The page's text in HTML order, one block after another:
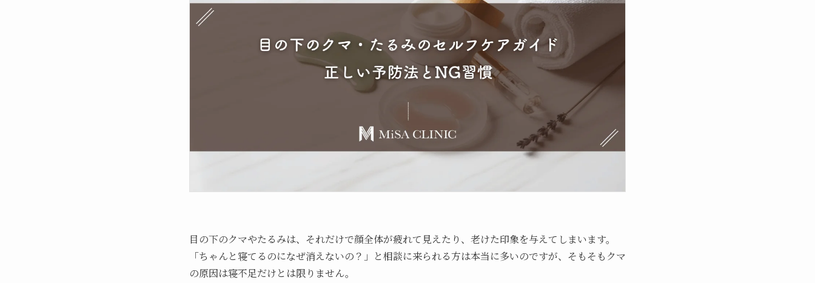
目の下のクマやたるみは、それだけで顔全体が疲れて見えたり、老けた印象を与えてしまいます。
「ちゃんと寝てるのになぜ消えないの？」と相談に来られる方は本当に多いのですが、そもそもクマ
の原因は寝不足だけとは限りません。